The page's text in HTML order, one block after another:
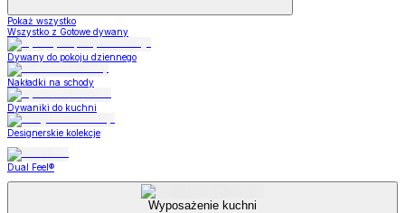
Pokaż wszystko
Wszystko z Gotowe dywany
Dywany do pokoju dziennego
Nakładki na schody
Dywaniki do kuchni
Designerskie kolekcje
Dual Feel®
Wyposażenie kuchni